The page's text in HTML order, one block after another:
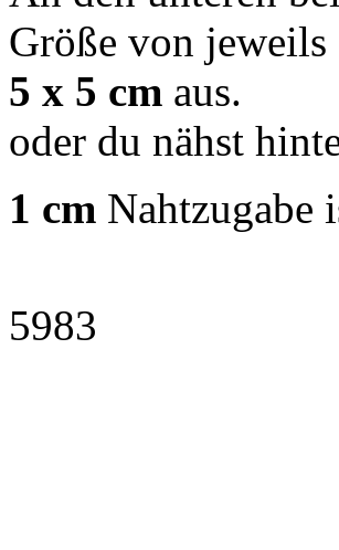
Größe von jeweils
5 x 5 cm aus.
oder du nähst
1 cm Nahtzugabe
5983